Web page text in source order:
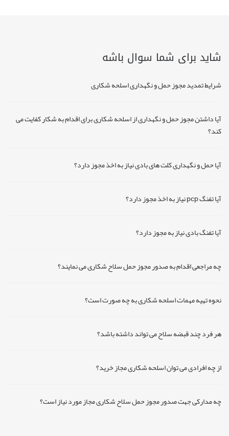
شاید برای شما سوال باشه
شرایط تمدید مجوز حمل و نگهداری اسلحه شکاری
آیا داشتن مجوز حمل و نگهداری از اسلحه شکاری برای اقدام به شکار کفایت می
کند؟
آیا حمل و نگهداری کلت های بادی نیاز به اخذ مجوز دارد؟
آیا تفنگ pcp نیاز به اخذ مجوز دارد؟
آیا تفنگ بادی نیاز به مجوز دارد؟
چه مراجعی اقدام به صدور مجوز حمل سلاح شکاری می نمایند؟
نحوه تهیه مهمات اسلحه شکاری به چه صورت است؟
هر فرد چند قبضه سلاح می تواند داشته باشد؟
از چه افرادی می توان اسلحه شکاری مجاز خرید؟
چه مدارکی جهت صدور مجوز حمل سلاح شکاری مجاز مورد نیاز است؟